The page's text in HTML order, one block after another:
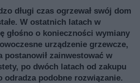
długi czas ogrzewał swój dom
W ostatnich latach w
głośno o konieczności wymiany
urządzenie grzewcze,
postanowił zainwestować w
po dwóch latach od zakupu
odradza podobne rozwiązanie.